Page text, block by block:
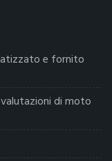
e fornito
di moto